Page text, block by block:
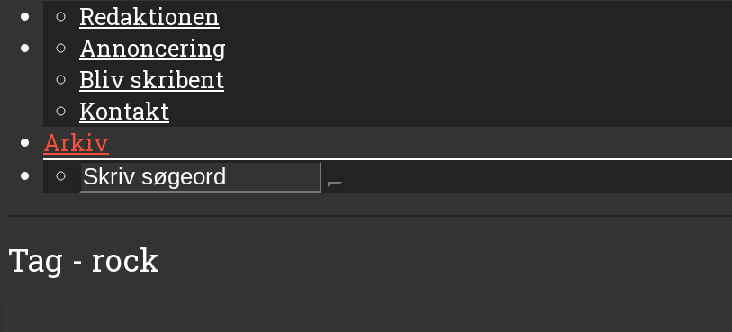
Arkiv
Redaktionen
Annoncering
Bliv skribent
Kontakt
Arkiv
Tag - rock